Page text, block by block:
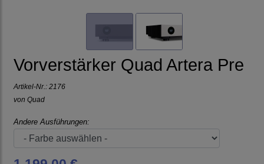
Vorverstärker Quad Artera Pre
Artikel-Nr.: 2176
von Quad
Andere Ausführungen: